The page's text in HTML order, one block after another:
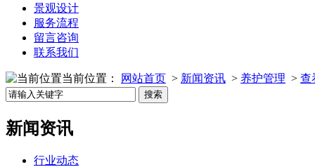
景观设计
服务流程
留言咨询
联系我们
当前位置： 网站首页 > 新闻资讯 > 养护管理 > 查
新闻资讯
行业动态